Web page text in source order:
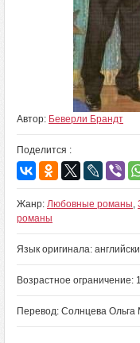
Автор: Беверли Брандт
Поделится :
Жанр: Любовные романы,
романы
Язык оригинала:
Возрастное ограничение:
Перевод: Солнцева Ольга